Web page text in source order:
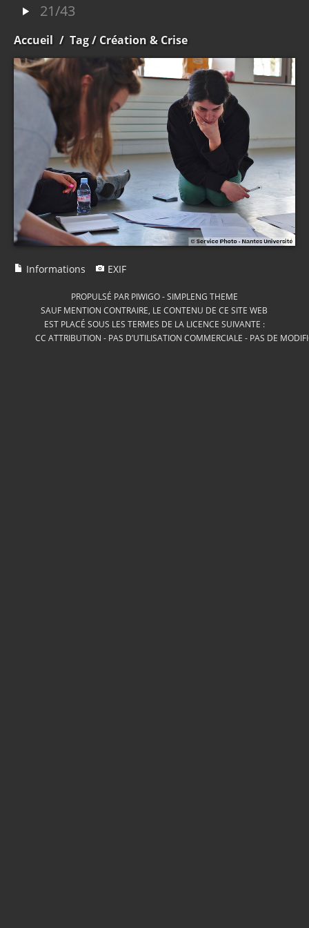
21/43
Accueil / Tag/ Création & Crise
Informations EXIF
PROPULSÉ PAR PIWIGO-SIMPLENG THEME
SAUF MENTION CONTRAIRE, LE CONTENU DE CE SITE WEB
EST PLACÉ SOUS LES TERMES DE LA LICENCE SUIVANTE :
CC ATTRIBUTION - PAS D’UTILISATION COMMERCIALE - PAS DE